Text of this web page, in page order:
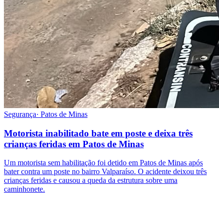
Segurança· Patos de Minas
Motorista inabilitado bate em poste e deixa três
crianças feridas em Patos de Minas
Um motorista sem habilitação foi detido em Patos de Minas após
bater contra um poste no bairro Valparaíso. O acidente deixou três
crianças feridas e causou a queda da estrutura sobre uma
caminhonete.